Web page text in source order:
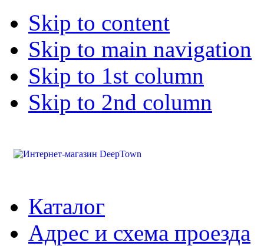
Skip to content
Skip to main navigation
Skip to 1st column
Skip to 2nd column
Каталог
Адрес и схема проезда